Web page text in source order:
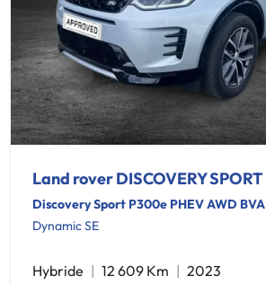
Land rover DISCOVERY SPORT
Discovery Sport P300e PHEV AWD BVA
Dynamic SE
Hybride 12 609 Km
2023